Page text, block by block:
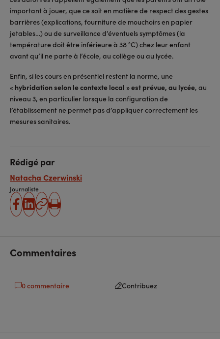
important à jouer, que ce soit en matière de respect des gestes
barrières (explications, fourniture de mouchoirs en papier
jetables…) ou de surveillance d’éventuels symptômes (la
température doit être inférieure à 38 °C) chez leur enfant
avant qu’il ne parte à l’école, au collège ou au lycée.
Enfin, si les cours en présentiel restent la norme, une
« hybridation selon le contexte local » est prévue, au lycée, au
niveau 3, en particulier lorsque la configuration de
l’établissement ne permet pas d’appliquer correctement les
mesures sanitaires.
Rédigé par
Natacha Czerwinski
Journaliste
partager
partager
Copier
Imprimer
Commentaires
0 commentaire Contribuez